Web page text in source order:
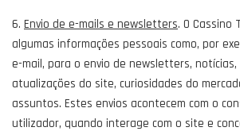
6. Envio de e-mails e newsletters. O Cassino
algumas informações pessoais como, por
e-mail, para o envio de newsletters,
atualizações do site, curiosidades do
assuntos. Estes envios acontecem com o
utilizador, quando interage com o site e